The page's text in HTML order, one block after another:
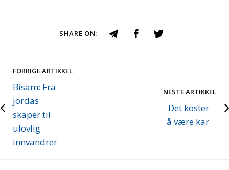
SHARE ON:
FORRIGE ARTIKKEL
Bisam: Fra
jordas
skaper til
ulovlig
innvandrer
NESTE ARTIKKEL
Det koster
å være kar